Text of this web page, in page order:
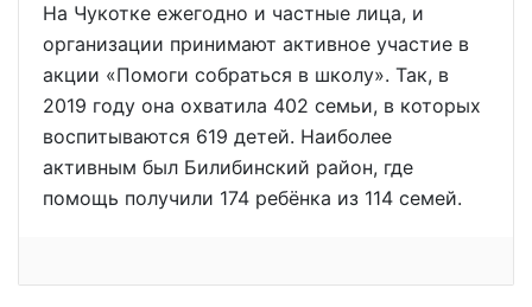
На Чукотке ежегодно и частные лица, и
организации принимают активное участие в
акции «Помоги собраться в школу». Так, в
2019 году она охватила 402 семьи, в которых
воспитываются 619 детей. Наиболее
активным был Билибинский район, где
помощь получили 174 ребёнка из 114 семей.